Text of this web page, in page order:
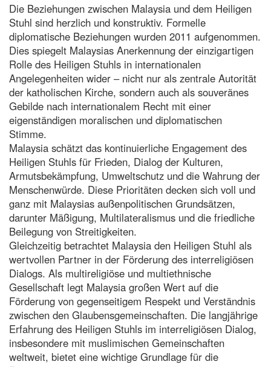
Die Beziehungen zwischen Malaysia und dem Heiligen
Stuhl sind herzlich und konstruktiv. Formelle
diplomatische Beziehungen wurden 2011 aufgenommen.
Dies spiegelt Malaysias Anerkennung der einzigartigen
Rolle des Heiligen Stuhls in internationalen
Angelegenheiten wider – nicht nur als zentrale Autorität
der katholischen Kirche, sondern auch als souveränes
Gebilde nach internationalem Recht mit einer
eigenständigen moralischen und diplomatischen
Stimme.
Malaysia schätzt das kontinuierliche Engagement des
Heiligen Stuhls für Frieden, Dialog der Kulturen,
Armutsbekämpfung, Umweltschutz und die Wahrung der
Menschenwürde. Diese Prioritäten decken sich voll und
ganz mit Malaysias außenpolitischen Grundsätzen,
darunter Mäßigung, Multilateralismus und die friedliche
Beilegung von Streitigkeiten.
Gleichzeitig betrachtet Malaysia den Heiligen Stuhl als
wertvollen Partner in der Förderung des interreligiösen
Dialogs. Als multireligiöse und multiethnische
Gesellschaft legt Malaysia großen Wert auf die
Förderung von gegenseitigem Respekt und Verständnis
zwischen den Glaubensgemeinschaften. Die langjährige
Erfahrung des Heiligen Stuhls im interreligiösen Dialog,
insbesondere mit muslimischen Gemeinschaften
weltweit, bietet eine wichtige Grundlage für die